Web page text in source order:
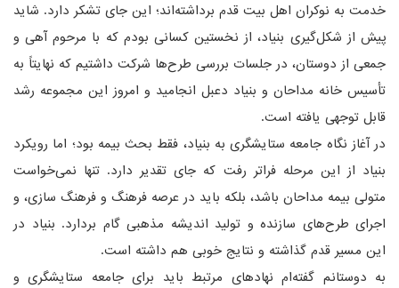
خدمت به نوکران اهل بیت قدم برداشته‌اند؛ این جای تشکر دارد. شاید
پیش از شکل‌گیری بنیاد، از نخستین کسانی بودم که با مرحوم آهی و
جمعی از دوستان، در جلسات بررسی طرح‌ها شرکت داشتیم که نهایتاً به
تأسیس خانه مداحان و بنیاد دعبل انجامید و امروز این مجموعه رشد
قابل توجهی یافته است.
در آغاز نگاه جامعه ستایشگری به بنیاد، فقط بحث بیمه بود؛ اما رویکرد
بنیاد از این مرحله فراتر رفت که جای تقدیر دارد. تنها نمی‌خواست
متولی بیمه مداحان باشد، بلکه باید در عرصه فرهنگ و فرهنگ سازی، و
اجرای طرح‌های سازنده و تولید اندیشه مذهبی گام بردارد. بنیاد در
این مسیر قدم گذاشته و نتایج خوبی هم داشته است.
به دوستانم گفته‌ام نهادهای مرتبط باید برای جامعه ستایشگری و